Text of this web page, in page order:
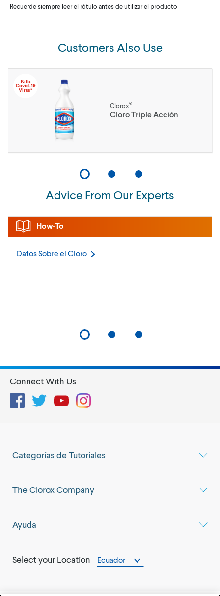
Recuerde siempre leer el rótulo antes de utilizar el producto
Customers Also Use
Kills
Covid-19
Virus*
Clorox®
Cloro Triple Acción
Advice From Our Experts
How-To
Datos Sobre el Cloro
Categorías de Tutoriales
The Clorox Company
Ayuda
Select your Location Ecuador
Connect With Us
FacebookTwitterYouTubeInstagram